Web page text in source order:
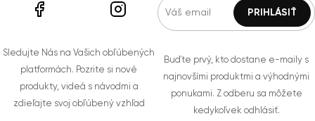
Sledujte Nás na Vašich obľúbených
platformách. Pozrite si nové
produkty, videá s návodmi a
zdieľajte svoj obľúbený vzhľad
Buďte prvý, kto dostane e-maily s
najnovšími produktmi a výhodnými
ponukami. Z odberu sa môžete
kedykoľvek odhlásiť.